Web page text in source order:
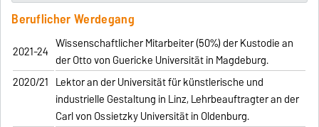
Beruflicher Werdegang
2021-24 Wissenschaftlicher Mitarbeiter (50%) der Kustodie an
der Otto von Guericke Universität in Magdeburg.
2020/21 Lektor an der Universität für künstlerische und
industrielle Gestaltung in Linz, Lehrbeauftragter an der
Carl von Ossietzky Universität in Oldenburg.